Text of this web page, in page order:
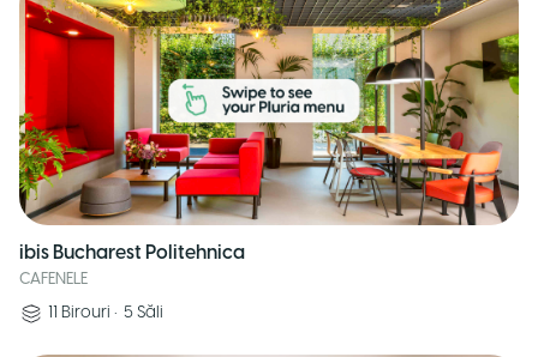
ibis Bucharest Politehnica
CAFENELE
11 Birouri • 5 Săli